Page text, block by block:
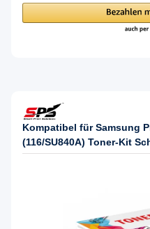
Kompatibel für Samsung
(116/SU840A) Toner-Kit